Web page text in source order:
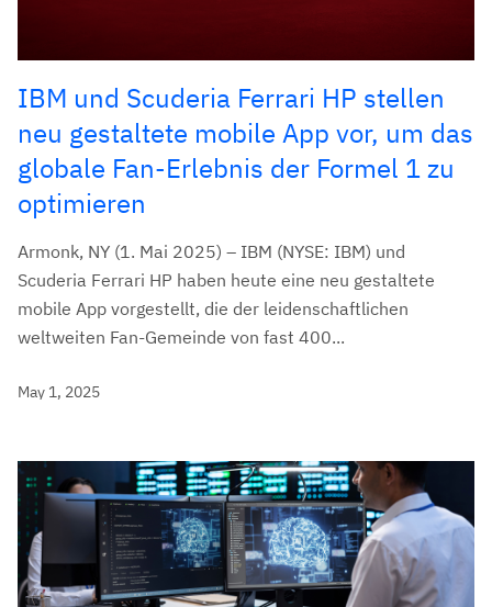
IBM und Scuderia Ferrari HP stellen
neu gestaltete mobile App vor, um das
globale Fan-Erlebnis der Formel 1 zu
optimieren
Armonk, NY (1. Mai 2025) – IBM (NYSE: IBM) und
Scuderia Ferrari HP haben heute eine neu gestaltete
mobile App vorgestellt, die der leidenschaftlichen
weltweiten Fan-Gemeinde von fast 400...
May 1, 2025